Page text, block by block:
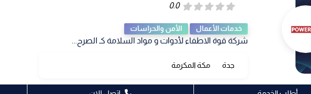
خدمات الأعمال الأمن والحراسات
شركة قوة الاطفاء لأدوات و مواد السلامة كـ الصرح...
جدة مكة المكرمة